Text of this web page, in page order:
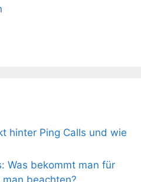
hinter Ping Calls und wie
Was bekommt man für
beachten?